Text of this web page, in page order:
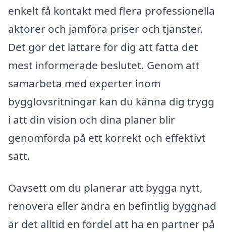
enkelt få kontakt med flera professionella
aktörer och jämföra priser och tjänster.
Det gör det lättare för dig att fatta det
mest informerade beslutet. Genom att
samarbeta med experter inom
bygglovsritningar kan du känna dig trygg
i att din vision och dina planer blir
genomförda på ett korrekt och effektivt
sätt.
Oavsett om du planerar att bygga nytt,
renovera eller ändra en befintlig byggnad
är det alltid en fördel att ha en partner på